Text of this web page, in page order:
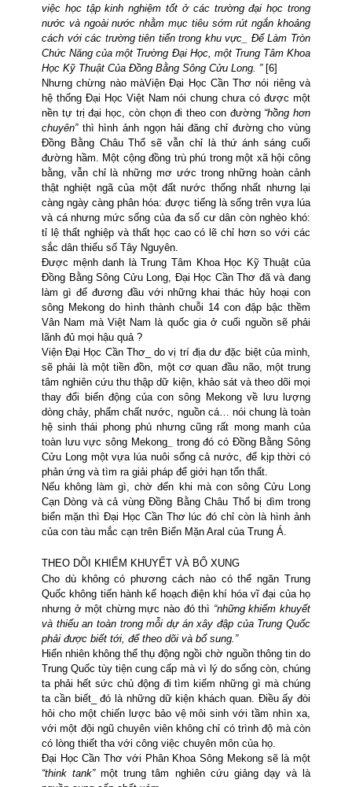
việc học tập kinh nghiệm tốt ở các trường đại học trong
nước và ngoài nước nhằm mục tiêu sớm rút ngắn khoảng
cách với các trường tiên tiến trong khu vực_
Để Làm Tròn
Chức Năng của một Trường Đại Học, một Trung Tâm Khoa
Học Kỹ Thuật Của Đồng Bằng Sông Cửu Long. ”[6]
Nhưng chừng nào màViện Đại Học Cần Thơ nói riêng và
hệ thống Đại Học Việt Nam nói chung chưa có được một
nền tự trị đại học, còn chọn đi theo con đường “hồng hơn
chuyên”thì hình ảnh ngọn hải đăng chỉ đường cho vùng
Đồng Bằng Châu Thổ sẽ vẫn chỉ là thứ ánh sáng cuối
đường hầm. Một cộng đồng trù phú trong một xã hội công
bằng, vẫn chỉ là những mơ ước trong những hoàn cảnh
thật nghiệt ngã của một đất nước thống nhất nhưng lại
càng ngày càng phân hóa: được tiếng là sống trên vựa lúa
và cá nhưng mức sống của đa số cư dân còn nghèo khó:
tỉ lệ thất nghiệp và thất học cao có lẽ chỉ hơn so với các
sắc dân thiểu số Tây Nguyên.
Được mệnh danh là Trung Tâm Khoa Học Kỹ Thuật của
Đồng Bằng Sông Cửu Long, Đại Học Cần Thơ đã và đang
làm gì để đương đầu với những khai thác hủy hoại con
sông Mekong do hình thành chuỗi 14 con đập bậc thềm
Vân Nam mà Việt Nam là quốc gia ở cuối nguồn sẽ phải
lãnh đủ mọi hậu quả ?
Viện Đại Học Cần Thơ_ do vị trí địa dư đặc biệt của mình,
sẽ phải là một tiền đồn, một cơ quan đầu não, một trung
tâm nghiên cứu thu thập dữ kiện, khảo sát và theo dõi mọi
thay đổi biến động của con sông Mekong về lưu lượng
dòng chảy, phẩm chất nước, nguồn cá… nói chung là toàn
hệ sinh thái phong phú nhưng cũng rất mong manh của
toàn lưu vực sông Mekong_
trong đó có Đồng Bằng Sông
Cửu Long một vựa lúa nuôi sống cả nước, để kịp thời có
phản ứng và tìm ra giải pháp để giới hạn tổn thất.
Nếu không làm gì, chờ đến khi mà con sông Cửu Long
Cạn Dòng và cả vùng Đồng Bằng Châu Thổ bị dìm trong
biển mặn thì Đại Học Cần Thơ lúc đó chỉ còn là hình ảnh
của con tàu mắc cạn trên Biển Mặn Aral của Trung Á.
THEO DÕI KHIẾM KHUYẾT VÀ BỔ XUNG
Cho dù không có phương cách nào có thể ngăn Trung
Quốc không tiến hành kế hoạch điện khí hóa vĩ đại của họ
nhưng ở một chừng mực nào đó thì “những khiếm khuyết
và thiếu an toàn trong mỗi dự án xây đập của Trung Quốc
phải được biết tới, để theo dõi và bổ sung.”
Hiển nhiên không thể thụ động ngồi chờ nguồn thông tin do
Trung Quốc tùy tiện cung cấp mà vì lý do sống còn, chúng
ta phải hết sức chủ động đi tìm kiếm những gì mà chúng
ta cần biết_ đó là những dữ kiện khách quan. Điều ấy đòi
hỏi cho một chiến lược bảo vệ môi sinh với tầm nhìn xa,
với một đội ngũ chuyên viên không chỉ có trình độ mà còn
có lòng thiết tha với công việc chuyên môn của họ.
Đại Học Cần Thơ với Phân Khoa Sông Mekong sẽ là một
“think tank”một trung tâm nghiên cứu giảng dạy và là